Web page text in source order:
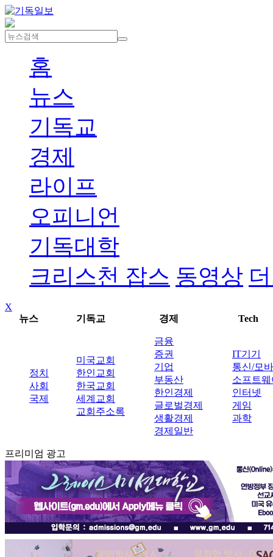
홈
뉴스
기독교
경제
라이프
오피니언
기독대학
크리스천 잡스 동영상
X
뉴스
기독교 경제 Tech
정치
사회
국제
미국교회
한인교회
한국교회
세계교회
교회주소록
금융
증권
기업
부동산
한인경제
글로벌경제
생활경제
경제일반
IT기기
통신/모
소프트웨
인터넷
게임
과학
프리미엄 광고